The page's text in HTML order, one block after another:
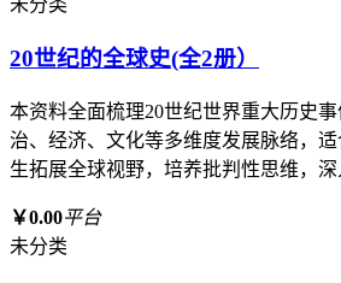
未分类
20世纪的全球史(全2册）
本资料全面梳理20世纪世界重大历史
治、经济、文化等多维度发展脉络，
生拓展全球视野，培养批判性思维，
￥0.00平台
未分类